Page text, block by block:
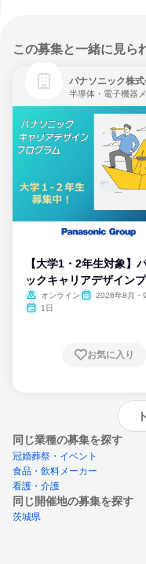
この募集と一緒に見ら
パナソニック株
半導体・電子機器
【大学1・2年生対象】
ックキャリアデザイン
ム
オンライン
2026年8月・
1日
お気に入り
同じ業種の募集を探す
冠婚葬祭・イベント
食品・飲料メーカー
看護・介護
同じ開催地の募集を探す
茨城県